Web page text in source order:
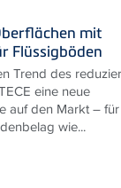
mit
Flüssigböden
Trend des
eine neue
auf den Markt –
wie...